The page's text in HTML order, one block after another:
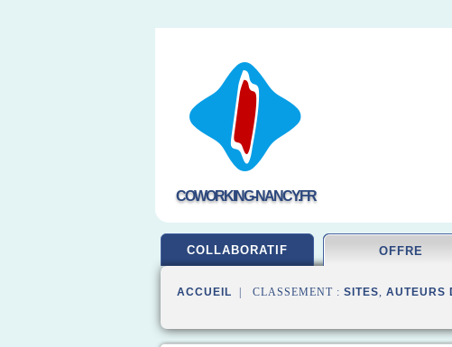
COWORKING-NANCY.FR
COLLABORATIF OFFRE
ACCUEIL | CLASSEMENT : SITES, AUTEURS